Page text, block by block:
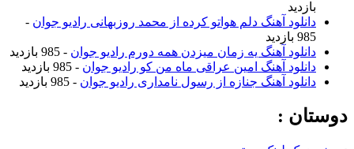
آهنگ دلم هواتو کرده از محمد روزبهانی رادیو جوان -
آهنگ یه زمان میزدن همه دورم رادیو جوان - 985 بازدید
آهنگ امین عراقی ماه من کو رادیو جوان - 985 بازدید
آهنگ جنازه از رسول نامداری رادیو جوان - 985 بازدید
: